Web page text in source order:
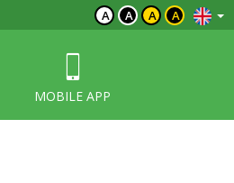
A A A A
MOBILE APP